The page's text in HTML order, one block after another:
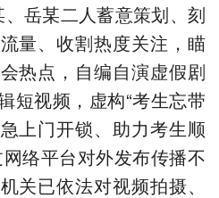
岳某二人蓄意策划、刻
量、收割热度关注，瞄
热点，自编自演虚假剧
短视频，虚构“考生忘带
上门开锁、助力考生顺
络平台对外发布传播不
关已依法对视频拍摄、